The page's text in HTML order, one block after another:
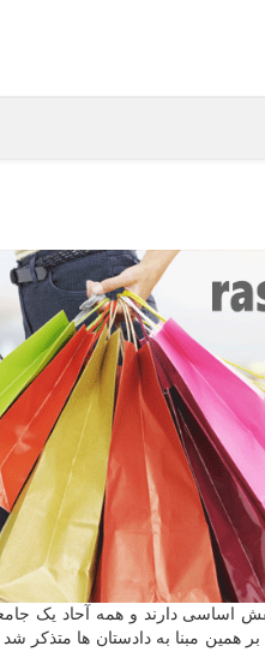
اساسی دارند و همه آحاد یک
همین مبنا به دادستان ها متذکر شد